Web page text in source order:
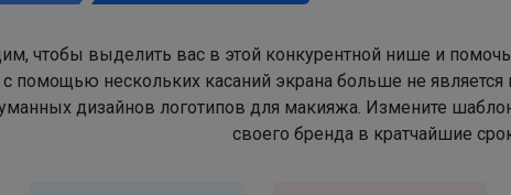
чтобы выделить вас в этой конкурентной нише и
помощью нескольких касаний экрана больше не
дизайнов логотипов для макияжа. Измените
своего бренда в кратчайшие